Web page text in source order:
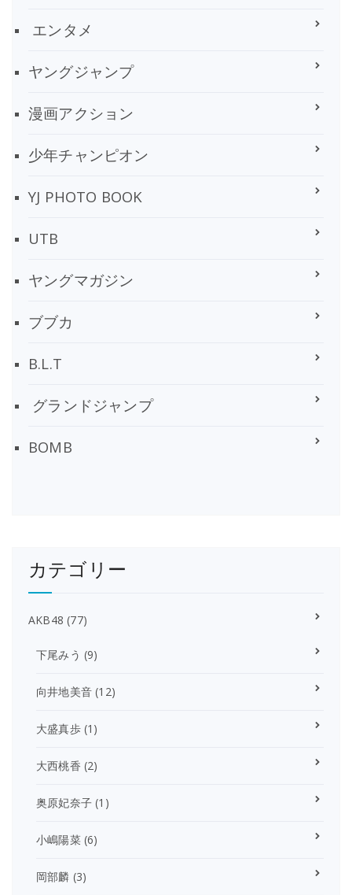
エンタメ
ヤングジャンプ
漫画アクション
少年チャンピオン
YJ PHOTO BOOK
UTB
ヤングマガジン
ブブカ
B.L.T
グランドジャンプ
BOMB
カテゴリー
AKB48 (77)
下尾みう (9)
向井地美音 (12)
大盛真歩(1)
大西桃香 (2)
奥原妃奈子 (1)
小嶋陽菜(6)
岡部麟 (3)